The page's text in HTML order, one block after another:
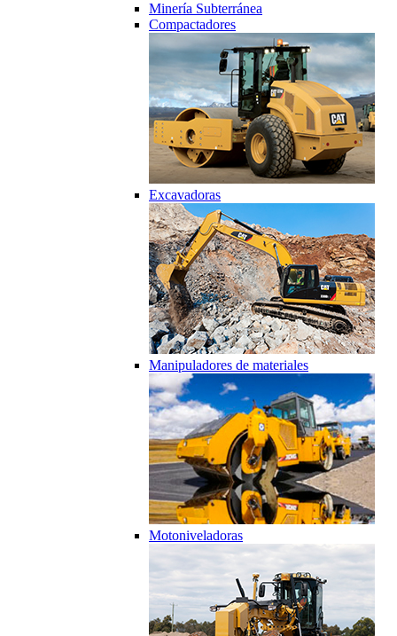
Minería Subterránea
Compactadores
Excavadoras
Manipuladores de materiales
Motoniveladoras